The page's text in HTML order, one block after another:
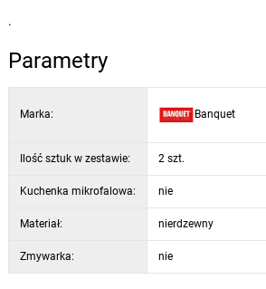
.
Parametry
Marka: Banquet
Ilość sztuk w zestawie: 2 szt.
Kuchenka mikrofalowa: nie
Materiał: nierdzewny
Zmywarka: nie